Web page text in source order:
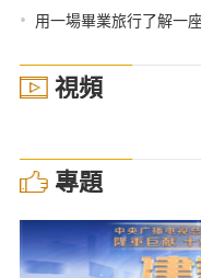
• 用一場畢業旅行了解一座
視頻
專題